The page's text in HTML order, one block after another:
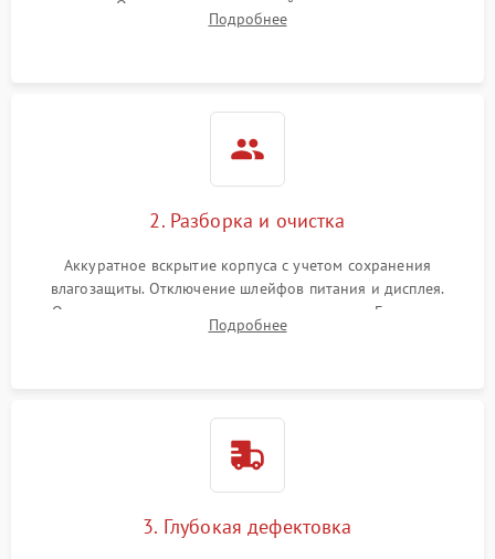
зарядки. Оценка вывода тепловой сигнатуры на экран,
проверка базовых функций и считывание системных
Подробнее
2. Разборка и очистка
Аккуратное вскрытие корпуса с учетом сохранения
влагозащиты. Отключение шлейфов питания и дисплея.
Очистка внутренних плат от окислов и пыли. Бережная
обработка германиевого объектива специализированными
Подробнее
3. Глубокая дефектовка